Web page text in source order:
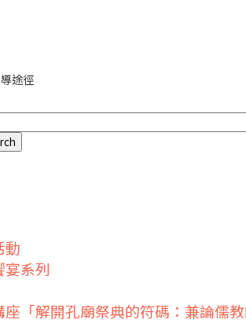
途徑
動
宴系列
「解開孔廟祭典的符碼：兼論儒教